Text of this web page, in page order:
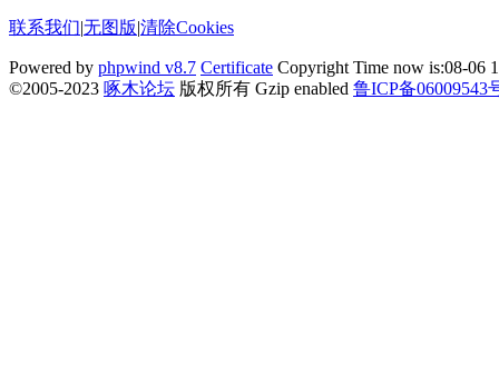
联系我们|无图版|清除Cookies
Powered by phpwind v8.7 Certificate Copyright Time now is:08-06
©2005-2023 啄木论坛 版权所有 Gzip enabled 鲁ICP备06009543